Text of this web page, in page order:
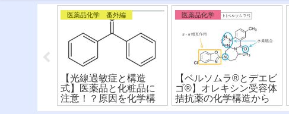
医薬品化学 番外編
【光線過敏症と構造
式】医薬品と化粧品に
注意！？原因を化学構
造式から解説！
医薬品化学
【ベルソムラ®︎とデエビ
ゴ®︎】オレキシン受容体
拮抗薬の化学構造から
違いを比較！